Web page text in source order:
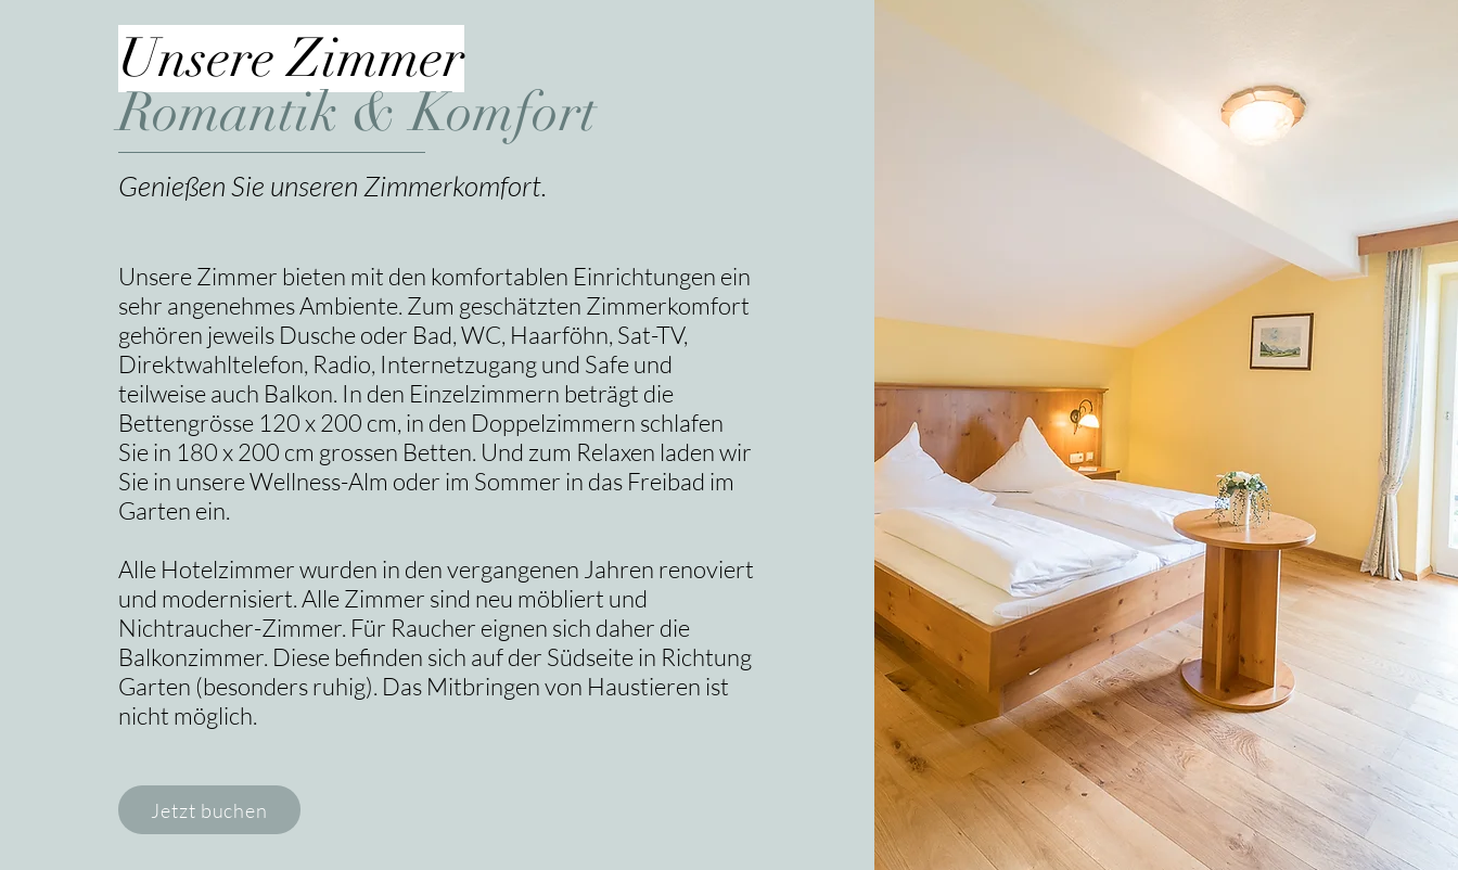
Unsere Zimmer
Romantik & Komfort
Genießen Sie unseren Zimmerkomfort.
Unsere Zimmer bieten mit den komfortablen Einrichtungen ein
sehr angenehmes Ambiente. Zum geschätzten Zimmerkomfort
gehören jeweils Dusche oder Bad, WC, Haarföhn, Sat-TV,
Direktwahltelefon, Radio, Internetzugang und Safe und
teilweise auch Balkon. In den Einzelzimmern beträgt die
Bettengrösse 120 x 200 cm, in den Doppelzimmern schlafen
Sie in 180 x 200 cm grossen Betten. Und zum Relaxen laden wir
Sie in unsere Wellness-Alm oder im Sommer in das Freibad im
Garten ein.
Alle Hotelzimmer wurden in den vergangenen Jahren renoviert
und modernisiert. Alle Zimmer sind neu möbliert und
Nichtraucher-Zimmer. Für Raucher eignen sich daher die
Balkonzimmer. Diese befinden sich auf der Südseite in Richtung
Garten (besonders ruhig). Das Mitbringen von Haustieren ist
nicht möglich.
Jetzt buchen